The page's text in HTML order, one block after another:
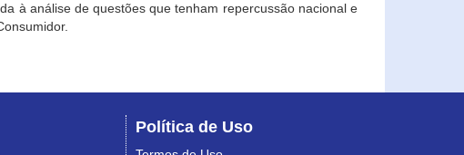
à análise de questões que tenham repercussão nacional e
Política de Uso